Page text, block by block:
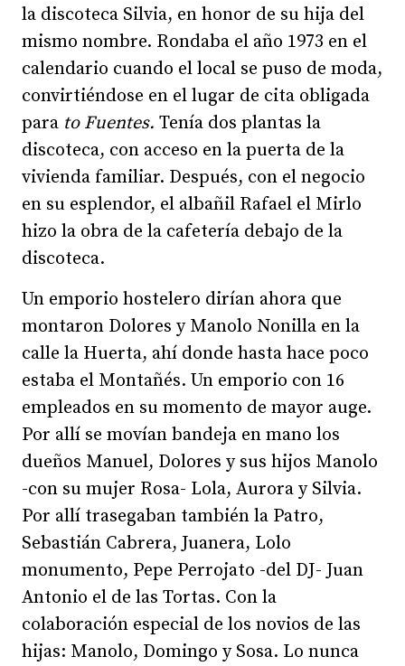
la discoteca Silvia, en honor de su hija del
mismo nombre. Rondaba el año 1973 en el
calendario cuando el local se puso de moda,
convirtiéndose en el lugar de cita obligada
para to Fuentes. Tenía dos plantas la
discoteca, con acceso en la puerta de la
vivienda familiar. Después, con el negocio
en su esplendor, el albañil Rafael el Mirlo
hizo la obra de la cafetería debajo de la
discoteca.
Un emporio hostelero dirían ahora que
montaron Dolores y Manolo Nonilla en la
calle la Huerta, ahí donde hasta hace poco
estaba el Montañés. Un emporio con 16
empleados en su momento de mayor auge.
Por allí se movían bandeja en mano los
dueños Manuel, Dolores y sus hijos Manolo
-con su mujer Rosa- Lola, Aurora y Silvia.
Por allí trasegaban también la Patro,
Sebastián Cabrera, Juanera, Lolo
monumento, Pepe Perrojato -del DJ- Juan
Antonio el de las Tortas. Con la
colaboración especial de los novios de las
hijas: Manolo, Domingo y Sosa. Lo nunca